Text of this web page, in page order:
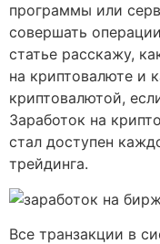
программы или
совершать
статье расскажу,
на криптовалюте и
криптовалютой,
Заработок на
стал доступен
трейдинга.
Все транзакции в